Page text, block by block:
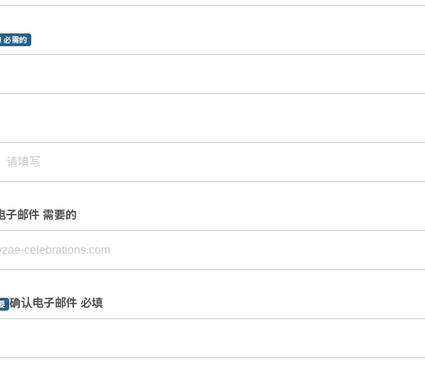
需的
子邮件 需要的
确认电子邮件 必填